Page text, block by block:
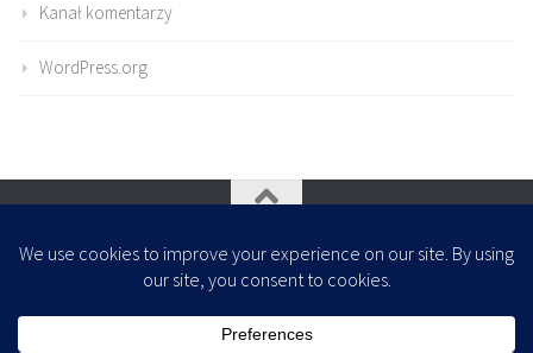
Kanał komentarzy
WordPress.org
- Zaprojektowany z